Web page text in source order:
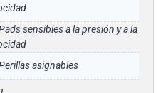
sensibles a la presión y a la
asignables